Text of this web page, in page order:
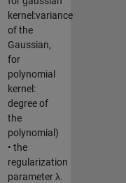
kernel:variance
of the
Gaussian,
for
polynomial
kernel:
degree of
the
polynomial)
• the
regularization
parameter λ.